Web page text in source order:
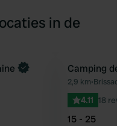
in de
Favoriet
Camping
2,9 km•
4.11 18
15 - 25